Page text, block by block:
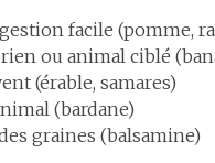
facile (pomme,
ou animal ciblé
(érable, samares)
(bardane)
graines (balsamine)